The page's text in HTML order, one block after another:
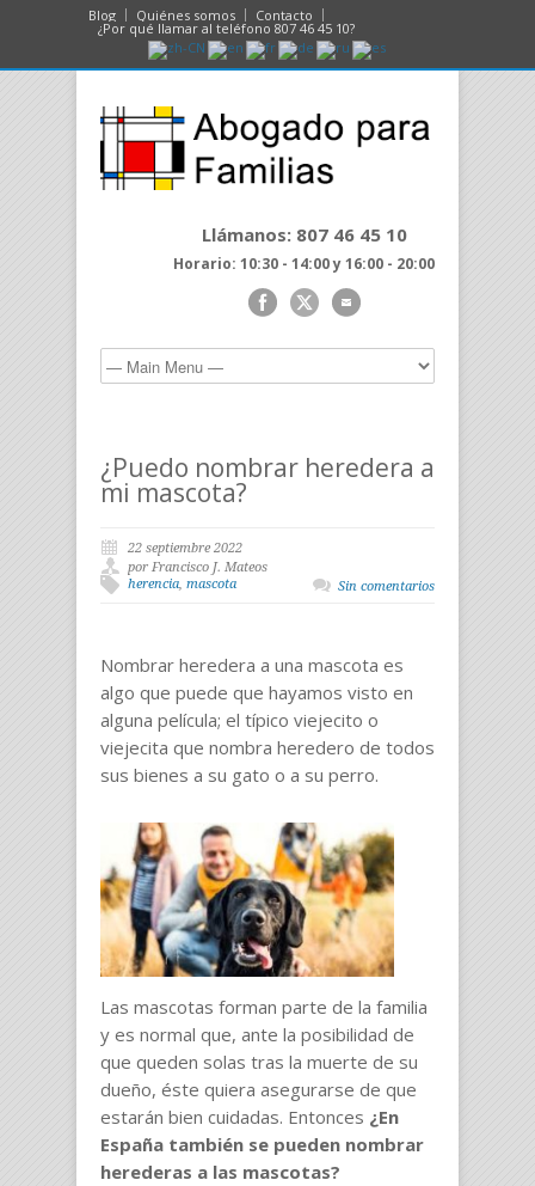
Blog Quiénes somos Contacto
¿Por qué llamar al teléfono 807 46 45 10?
Llámanos: 807 46 45 10
Horario: 10:30 - 14:00 y 16:00 - 20:00
¿Puedo nombrar heredera a
mi mascota?
22 septiembre 2022
por Francisco J. Mateos
herencia, mascota Sin comentarios
Nombrar heredera a una mascota es
algo que puede que hayamos visto en
alguna película; el típico viejecito o
viejecita que nombra heredero de todos
sus bienes a su gato o a su perro.
Las mascotas forman parte de la familia
y es normal que, ante la posibilidad de
que queden solas tras la muerte de su
dueño, éste quiera asegurarse de que
estarán bien cuidadas. Entonces ¿En
España también se pueden nombrar
herederas a las mascotas?